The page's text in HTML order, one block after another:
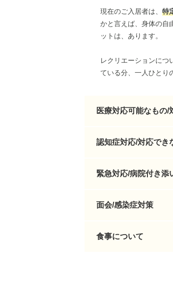
現在のご入居者は、 特
かと言えば、身体の自
ットは、あります。
レクリエーションにつ
ている分、一人ひとり
医療対応可能なもの/
認知症対応/対応でき
緊急対応/病院付き添
面会/感染症対策
食事について